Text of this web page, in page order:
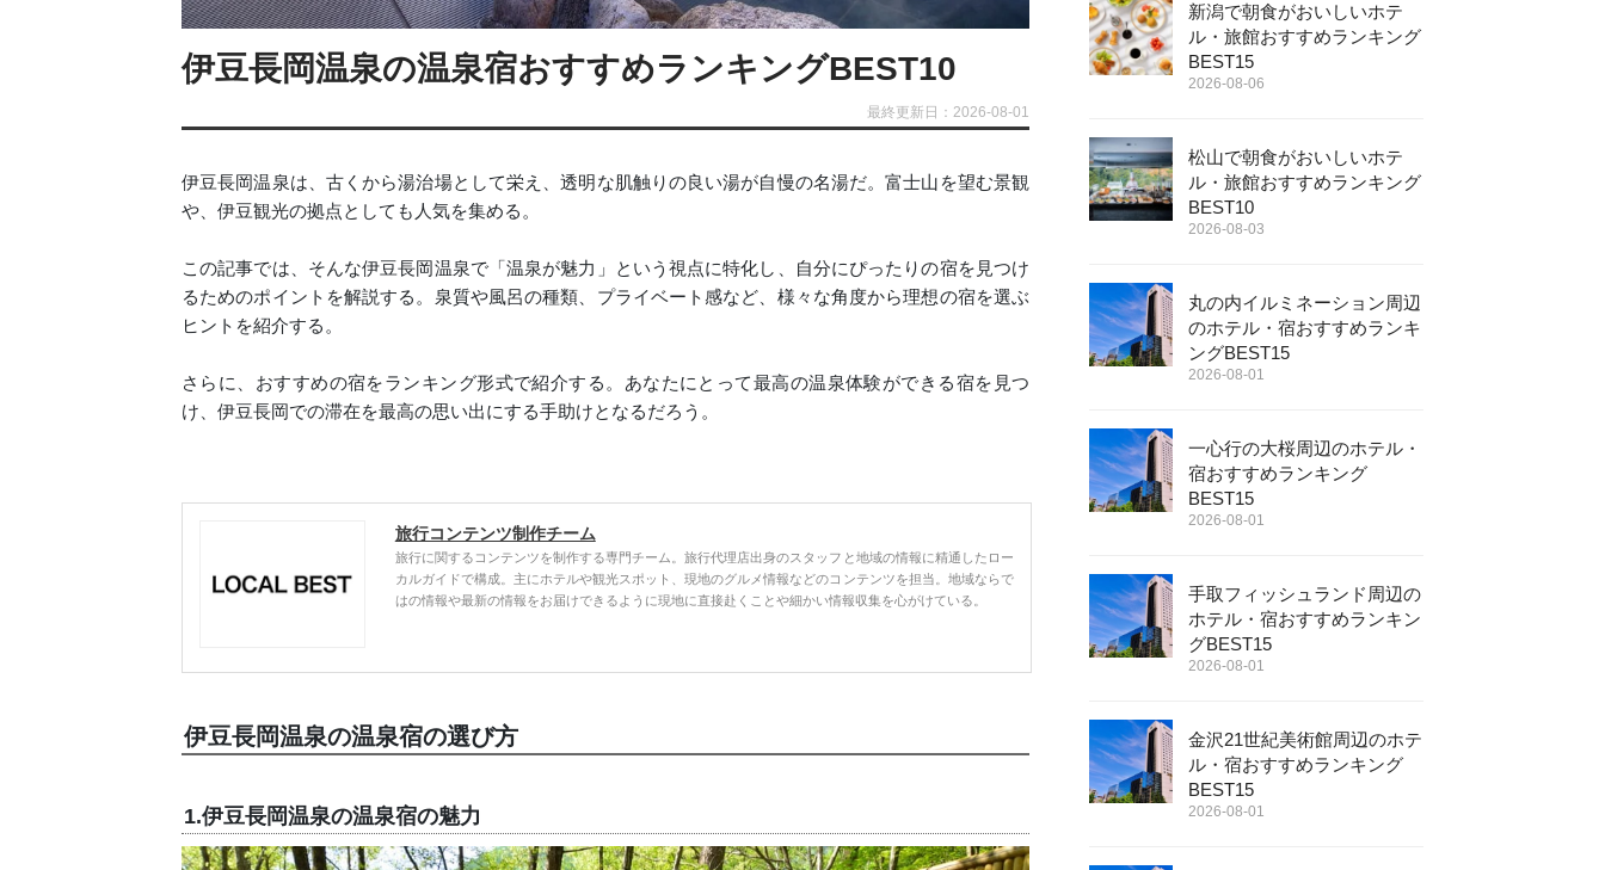
伊豆長岡温泉の温泉宿おすすめランキングBEST10
最終更新日：2026-08-01
伊豆長岡温泉は、古くから湯治場として栄え、透明な肌触りの良い湯が自慢の名湯だ。富士山を望む景観
や、伊豆観光の拠点としても人気を集める。
この記事では、そんな伊豆長岡温泉で「温泉が魅力」という視点に特化し、自分にぴったりの宿を見つけ
るためのポイントを解説する。泉質や風呂の種類、プライベート感など、様々な角度から理想の宿を選ぶ
ヒントを紹介する。
さらに、おすすめの宿をランキング形式で紹介する。あなたにとって最高の温泉体験ができる宿を見つ
け、伊豆長岡での滞在を最高の思い出にする手助けとなるだろう。
旅行コンテンツ制作チーム
旅行に関するコンテンツを制作する専門チーム。旅行代理店出身のスタッフと地域の情報に精通したロー
カルガイドで構成。主にホテルや観光スポット、現地のグルメ情報などのコンテンツを担当。地域ならで
はの情報や最新の情報をお届けできるように現地に直接赴くことや細かい情報収集を心がけている。
伊豆長岡温泉の温泉宿の選び方
1.伊豆長岡温泉の温泉宿の魅力
新潟で朝食がおいしいホテ
ル・旅館おすすめランキング
BEST15
2026-08-06
松山で朝食がおいしいホテ
ル・旅館おすすめランキング
BEST10
2026-08-03
丸の内イルミネーション周辺
のホテル・宿おすすめランキ
ングBEST15
2026-08-01
一心行の大桜周辺のホテル・
宿おすすめランキング
BEST15
2026-08-01
手取フィッシュランド周辺の
ホテル・宿おすすめランキン
グBEST15
2026-08-01
金沢21世紀美術館周辺のホテ
ル・宿おすすめランキング
BEST15
2026-08-01